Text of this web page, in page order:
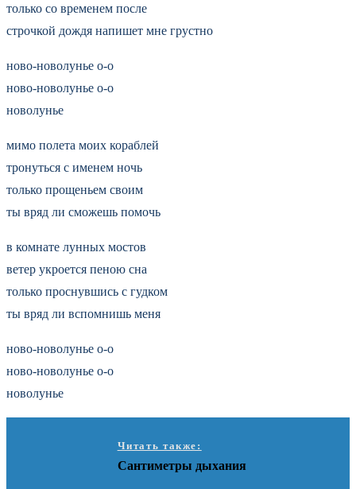
только со временем после
строчкой дождя напишет мне грустно
ново-новолунье о-о
ново-новолунье о-о
новолунье
мимо полета моих кораблей
тронуться с именем ночь
только прощеньем своим
ты вряд ли сможешь помочь
в комнате лунных мостов
ветер укроется пеною сна
только проснувшись с гудком
ты вряд ли вспомнишь меня
ново-новолунье о-о
ново-новолунье о-о
новолунье
Читать также:
Сантиметры дыхания